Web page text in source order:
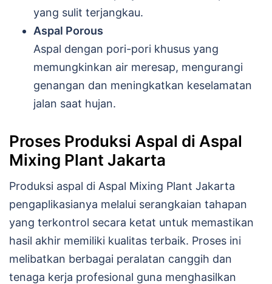
yang sulit terjangkau.
Aspal Porous
Aspal dengan pori-pori khusus yang
memungkinkan air meresap, mengurangi
genangan dan meningkatkan keselamatan
jalan saat hujan.
Proses Produksi Aspal di Aspal
Mixing Plant Jakarta
Produksi aspal di Aspal Mixing Plant Jakarta
pengaplikasianya melalui serangkaian tahapan
yang terkontrol secara ketat untuk memastikan
hasil akhir memiliki kualitas terbaik. Proses ini
melibatkan berbagai peralatan canggih dan
tenaga kerja profesional guna menghasilkan